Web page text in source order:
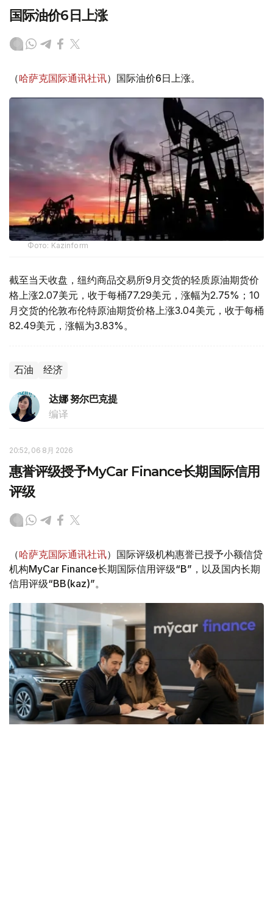
国际油价6日上涨
（哈萨克国际通讯社讯）国际油价6日上涨。
Фото: Kazinform
截至当天收盘，纽约商品交易所9月交货的轻质原油期货价
格上涨2.07美元，收于每桶77.29美元，涨幅为2.75%；10
月交货的伦敦布伦特原油期货价格上涨3.04美元，收于每桶
82.49美元，涨幅为3.83%。
石油 经济
达娜 努尔巴克提
编译
20:52, 06 8月 2026
惠誉评级授予MyCar Finance长期国际信用
评级
（哈萨克国际通讯社讯）国际评级机构惠誉已授予小额信贷
机构MyCar Finance长期国际信用评级“B”，以及国内长期
信用评级“BB(kaz)”。